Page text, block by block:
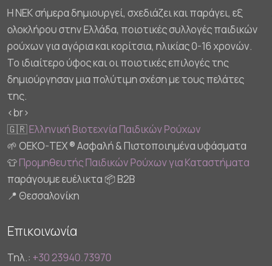
Η NEK σήμερα δημιουργεί, σχεδιάζει και παράγει, εξ
ολοκλήρου στην Ελλάδα, ποιοτικές συλλογές παιδικών
ρούχων για αγόρια και κορίτσια, ηλικίας 0-16 χρονών.
Το ιδιαίτερο ύφος και οι ποιοτικές επιλογές της
δημιούργησαν μια πολύτιμη σχέση με τους πελάτες
της.
<br>
🇬🇷Ελληνική Βιοτεχνία Παιδικών Ρούχων
🌱 OEKO-TEX ® Ασφαλή & Πιστοποιημένα υφάσματα
👕Προμηθευτής Παιδικών Ρούχων για Καταστήματα
παράγουμε ευέλικτα 📦 B2B
📍 Θεσσαλονίκη
Επικοινωνία
Τηλ.: +30 23940.73970